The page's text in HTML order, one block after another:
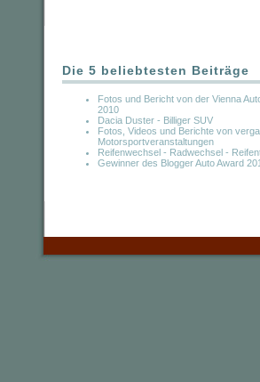
Die 5 beliebtesten Beiträge
Fotos und Bericht von der Vienna
2010
Dacia Duster - Billiger SUV
Fotos, Videos und Berichte von
Motorsportveranstaltungen
Reifenwechsel - Radwechsel -
Gewinner des Blogger Auto Award